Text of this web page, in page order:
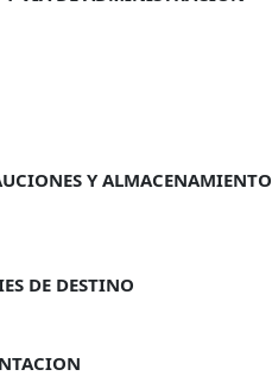
Y ALMACENAMIENTO
DE DESTINO